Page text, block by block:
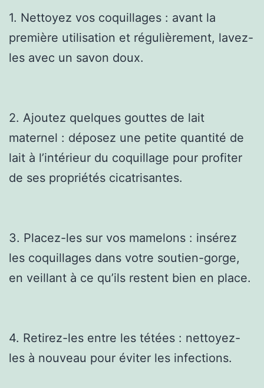
1. Nettoyez vos coquillages : avant la
première utilisation et régulièrement, lavez-
les avec un savon doux.
2. Ajoutez quelques gouttes de lait
maternel : déposez une petite quantité de
lait à l’intérieur du coquillage pour profiter
de ses propriétés cicatrisantes.
3. Placez-les sur vos mamelons : insérez
les coquillages dans votre soutien-gorge,
en veillant à ce qu’ils restent bien en place.
4. Retirez-les entre les tétées : nettoyez-
les à nouveau pour éviter les infections.